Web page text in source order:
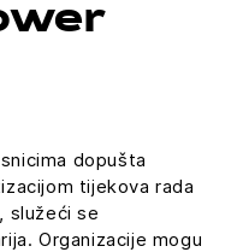
dopušta
tijekova rada
služeći se
Organizacije mogu